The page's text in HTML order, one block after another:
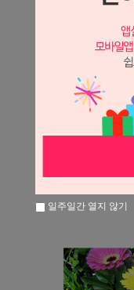
일주일간 열지 않기